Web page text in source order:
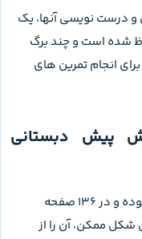
درست نویسی آنها، یک
شده است و چند برگ
انجام تمرین های
پیش دبستانی
این کتاب نوشته ی پرستو محمود ‌عربی بوده و در 136 صفحه
شکل ممکن، آن را از